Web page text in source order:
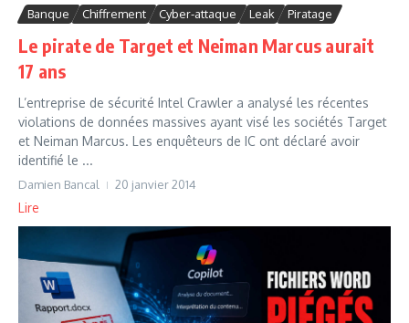
Banque Chiffrement Cyber-attaque Leak Piratage
Le pirate de Target et Neiman Marcus aurait
17 ans
L’entreprise de sécurité Intel Crawler a analysé les récentes
violations de données massives ayant visé les sociétés Target
et Neiman Marcus. Les enquêteurs de IC ont déclaré avoir
identifié le ...
Damien Bancal 20 janvier 2014
Lire